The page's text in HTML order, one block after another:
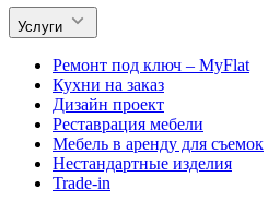
Услуги
Ремонт под ключ – MyFlat
Кухни на заказ
Дизайн проект
Реставрация мебели
Мебель в аренду для съемок
Нестандартные изделия
Trade-in